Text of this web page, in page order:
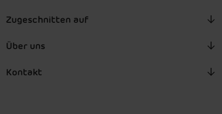
Zugeschnitten auf
Über uns
Kontakt